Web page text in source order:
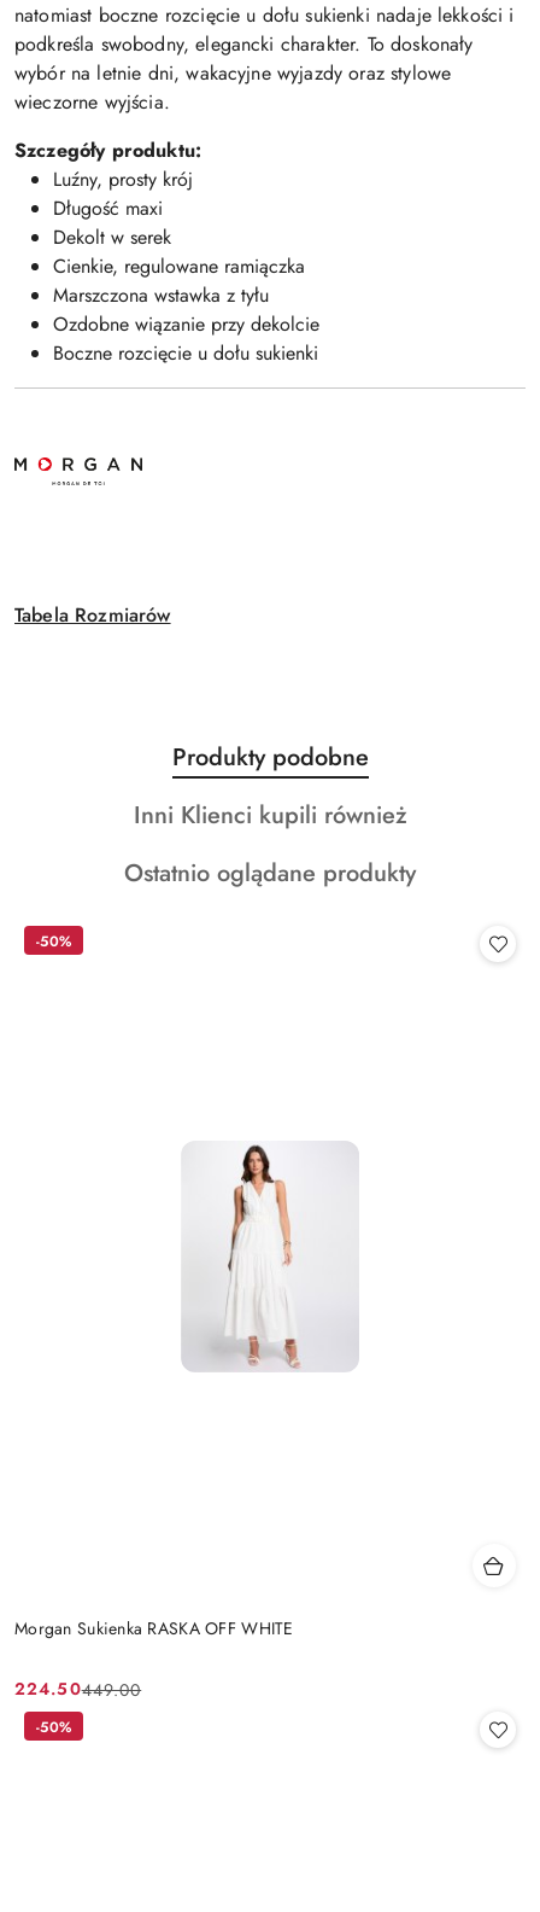
natomiast boczne rozcięcie u dołu sukienki nadaje lekkości i
podkreśla swobodny, elegancki charakter. To doskonały
wybór na letnie dni, wakacyjne wyjazdy oraz stylowe
wieczorne wyjścia.
Szczegóły produktu:
Luźny, prosty krój
Długość maxi
Dekolt w serek
Cienkie, regulowane ramiączka
Marszczona wstawka z tyłu
Ozdobne wiązanie przy dekolcie
Boczne rozcięcie u dołu sukienki
Tabela Rozmiarów
Pomiń karuzelę produktów
Produkty
o
statusie:
Produkty podobne
Produkty
statusie:
Inni Klienci kupili również
Produkty
Ostatnio oglądane produkty
Morgan Sukienka RASKA OFF WHITE
Cena
promocyjna:
224.50
Cena
przed
449.00
-50%
-50%